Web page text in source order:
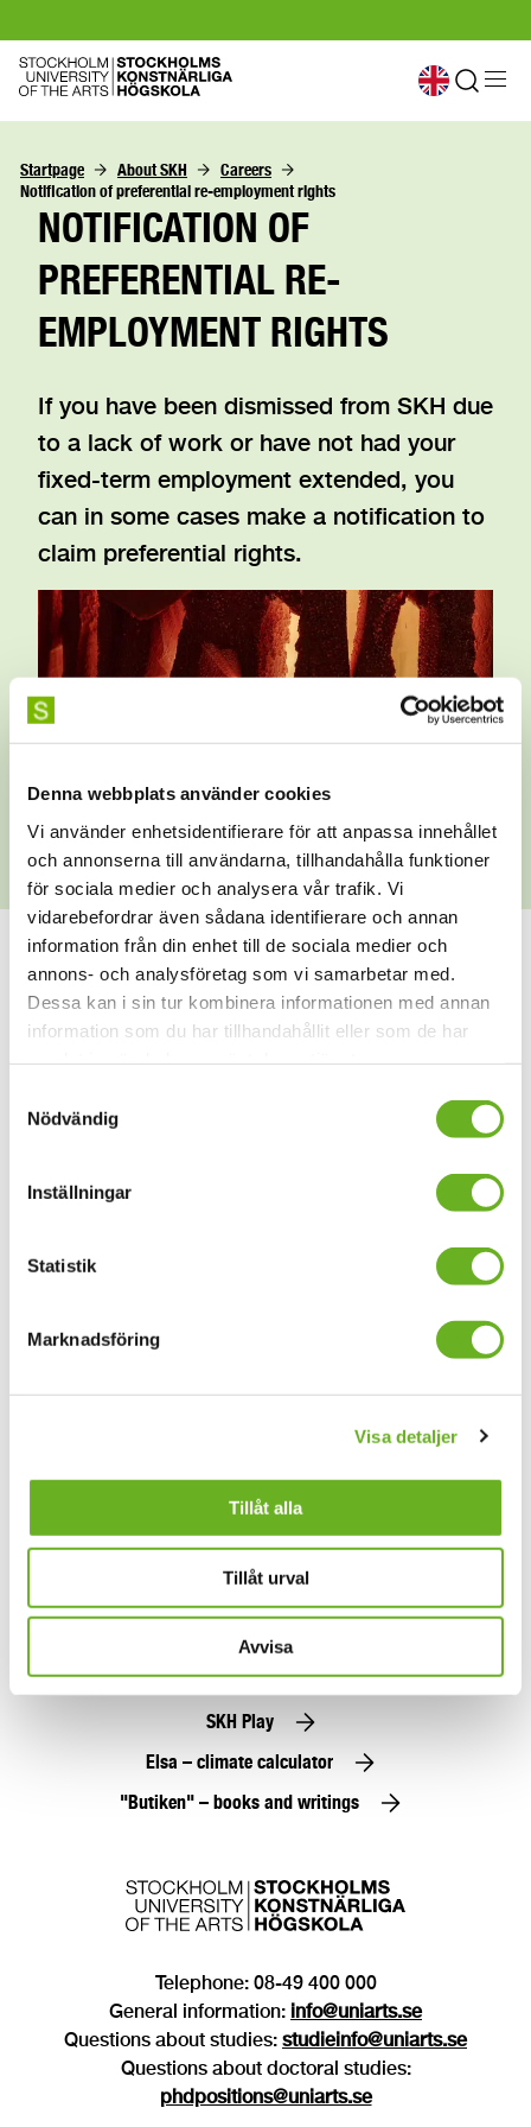
Denna webbplats använder cookies
Vi använder enhetsidentifierare för att anpassa innehållet
och annonserna till användarna, tillhandahålla funktioner
för sociala medier och analysera vår trafik. Vi
vidarebefordrar även sådana identifierare och annan
information från din enhet till de sociala medier och
annons- och analysföretag som vi samarbetar med.
Dessa kan i sin tur kombinera informationen med annan
information som du har tillhandahållit eller som de har
Nödvändig
Inställningar
Statistik
Marknadsföring
Visa detaljer
Tillåt alla
Tillåt urval
Avvisa
Startpage About SKH
Careers
Notification of preferential re-employment rights
NOTIFICATION OF
PREFERENTIAL RE-
EMPLOYMENT RIGHTS
If you have been dismissed from SKH due
to a lack of work or have not had your
fixed-term employment extended, you
can in some cases make a notification to
claim preferential rights.
Photo: Per Bolkert/SKH
notification to claim preferential rights, please contact
Anders Eriksson at the HR Department:
I acceptgeneral terms and conditions
Find people
Careers
Alumni
Press
SKH Play
Elsa – climate calculator
"Butiken" – books and writings
Telephone: 08-49 400 000
General information: info@uniarts.se
Questions about studies: studieinfo@uniarts.se
Questions about doctoral studies:
phdpositions@uniarts.se